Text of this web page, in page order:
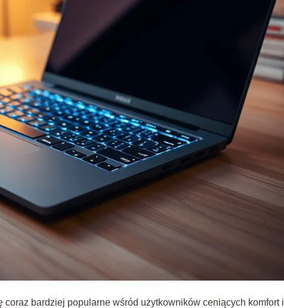
bardziej popularne wśród użytkowników ceniących komfort i